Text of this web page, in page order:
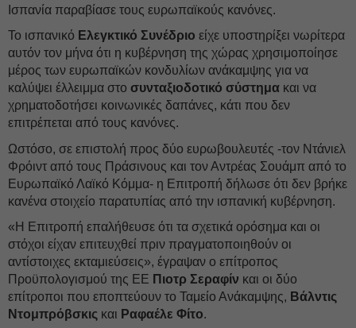
Ισπανία παραβίασε τους ευρωπαϊκούς κανόνες.
Το ισπανικό Ελεγκτικό Συνέδριο είχε υποστηρίξει νωρίτερα
αυτόν τον μήνα ότι η κυβέρνηση της χώρας χρησιμοποίησε
μέρος των ευρωπαϊκών κονδυλίων ανάκαμψης για να
καλύψει έλλειμμα στο συνταξιοδοτικό σύστημα και να
χρηματοδοτήσει κοινωνικές δαπάνες, κάτι που δεν
επιτρέπεται από τους κανόνες.
Ωστόσο, σε επιστολή προς δύο ευρωβουλευτές -τον Ντάνιελ
Φρόιντ από τους Πράσινους και τον Αντρέας Σουάμπ από το
Ευρωπαϊκό Λαϊκό Κόμμα- η Επιτροπή δήλωσε ότι δεν βρήκε
κανένα στοιχείο παρατυπίας από την ισπανική κυβέρνηση.
«Η Επιτροπή επαλήθευσε ότι τα σχετικά ορόσημα και οι
στόχοι είχαν επιτευχθεί πριν πραγματοποιηθούν οι
αντίστοιχες εκταμιεύσεις», έγραψαν ο επίτροπος
Προϋπολογισμού της ΕΕ Πιοτρ Σεραφίν και οι δύο
επίτροποι που εποπτεύουν το Ταμείο Ανάκαμψης, Βάλντις
Ντομπρόβσκις και Ραφαέλε Φίτο.